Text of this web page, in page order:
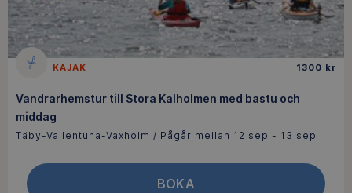
KAJAK 1300 kr
Vandrarhemstur till Stora Kalholmen med bastu och
middag
Täby-Vallentuna-Vaxholm / Pågår mellan 12 sep - 13 sep
BOKA